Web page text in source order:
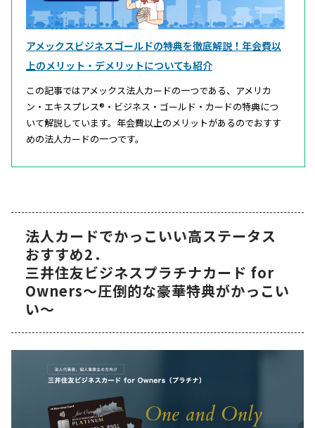
アメックスビジネスゴールドの特典を徹底解説！年会費以
上のメリット・デメリットについても紹介
この記事ではアメックス法人カードの一つである、アメリカ
ン・エキスプレス®・ビジネス・ゴールド・カードの特典につ
いて解説しています。年会費以上のメリットがあるのでおすす
めの法人カードの一つです。
法人カードでかっこいい高ステータス
おすすめ2．
三井住友ビジネスプラチナカード for
Owners～圧倒的な豪華特典がかっこい
い～